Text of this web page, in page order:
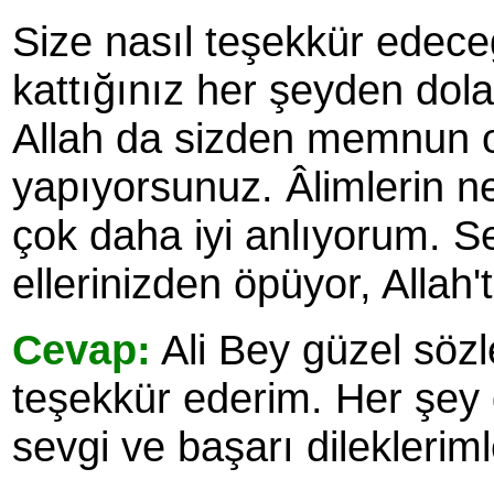
Size nasıl teşekkür
kattığınız her şeyden
Allah da sizden memnun
yapıyorsunuz. Âlimlerin
çok daha iyi anlıyorum.
ellerinizden öpüyor,
Cevap: Ali Bey güzel
teşekkür ederim. Her
sevgi ve başarı